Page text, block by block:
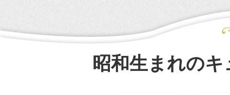
昭和生まれの